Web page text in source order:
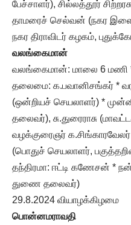
பேச்சாளர்), சில்லத்தூர்
தாமரைச் செல்வன் (நகர
நகர திராவிடர் கழகம்,
வலங்கைமான்
வலங்கைமான்: மாலை 6 மணி
தலைமை: க.பவானிசங்கர் *
(ஒன்றியச் செயலாளர்) *
தலைவர்), சு.துரைராசு
வழக்குரைஞர்
(பொதுச் செயலாளர்,
தந்திரமா: ஈட்டி கணேசன் *
துணை தலைவர்)
29.8.2024 வியாழக்கிழமை
பொன்னமராவதி